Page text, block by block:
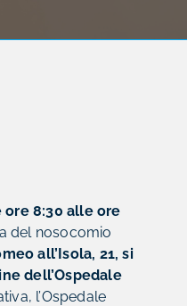
ore 8:30 alle ore
del nosocomio
all’Isola, 21, si
dell’Ospedale
l’Ospedale